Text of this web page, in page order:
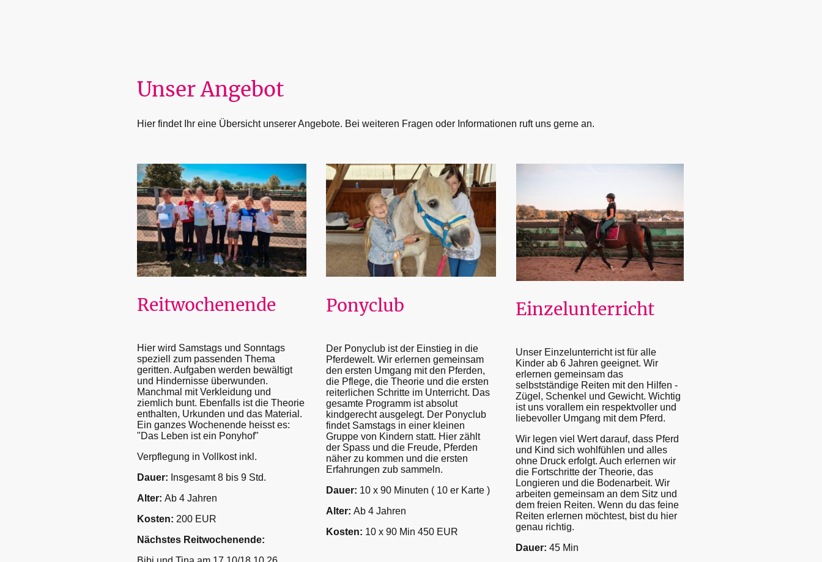
Unser Angebot
Hier findet Ihr eine Übersicht unserer Angebote. Bei weiteren Fragen oder Informationen ruft uns gerne an.
Reitwochenende
Hier wird Samstags und Sonntags
speziell zum passenden Thema
geritten. Aufgaben werden bewältigt
und Hindernisse überwunden.
Manchmal mit Verkleidung und
ziemlich bunt. Ebenfalls ist die Theorie
enthalten, Urkunden und das Material.
Ein ganzes Wochenende heisst es:
"Das Leben ist ein Ponyhof"
Verpflegung in Vollkost inkl.
Dauer: Insgesamt 8 bis 9 Std.
Alter: Ab 4 Jahren
Kosten: 200 EUR
Nächstes Reitwochenende:
Ponyclub
Der Ponyclub ist der Einstieg in die
Pferdewelt. Wir erlernen gemeinsam
den ersten Umgang mit den Pferden,
die Pflege, die Theorie und die ersten
reiterlichen Schritte im Unterricht. Das
gesamte Programm ist absolut
kindgerecht ausgelegt. Der Ponyclub
findet Samstags in einer kleinen
Gruppe von Kindern statt. Hier zählt
der Spass und die Freude, Pferden
näher zu kommen und die ersten
Erfahrungen zub sammeln.
Dauer: 10 x 90 Minuten ( 10 er Karte )
Alter:Ab 4 Jahren
Kosten: 10 x 90 Min 450 EUR
Einzelunterricht
Unser Einzelunterricht ist für alle
Kinder ab 6 Jahren geeignet. Wir
erlernen gemeinsam das
selbstständige Reiten mit den Hilfen -
Zügel, Schenkel und Gewicht. Wichtig
ist uns vorallem ein respektvoller und
liebevoller Umgang mit dem Pferd.
Wir legen viel Wert darauf, dass Pferd
und Kind sich wohlfühlen und alles
ohne Druck erfolgt. Auch erlernen wir
die Fortschritte der Theorie, das
Longieren und die Bodenarbeit. Wir
arbeiten gemeinsam an dem Sitz und
dem freien Reiten. Wenn du das feine
Reiten erlernen möchtest, bist du hier
genau richtig.
Dauer: 45 Min